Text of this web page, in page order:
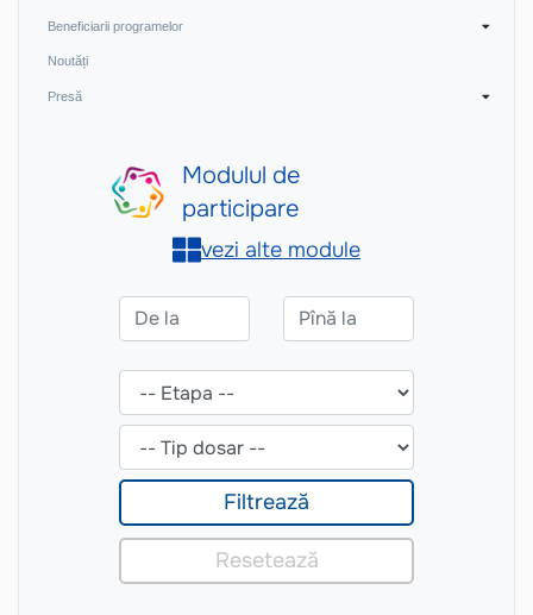
Beneficiarii programelor
Noutăți
Presă